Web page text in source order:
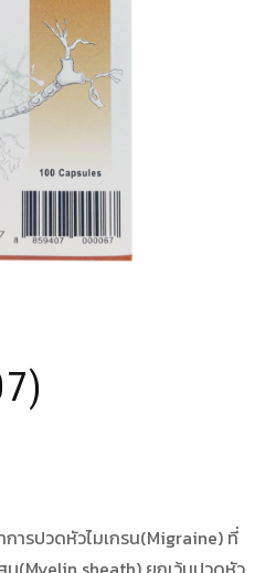
ารปวดหัวไมเกรน(Migraine) ที่